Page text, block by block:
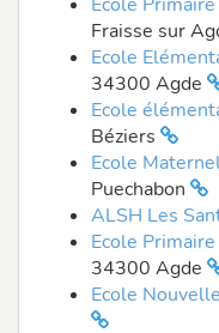
Fraisse sur
Ecole
34300 Agde
Ecole
Béziers
Ecole
Puechabon
ALSH Les
Ecole
34300 Agde
Ecole